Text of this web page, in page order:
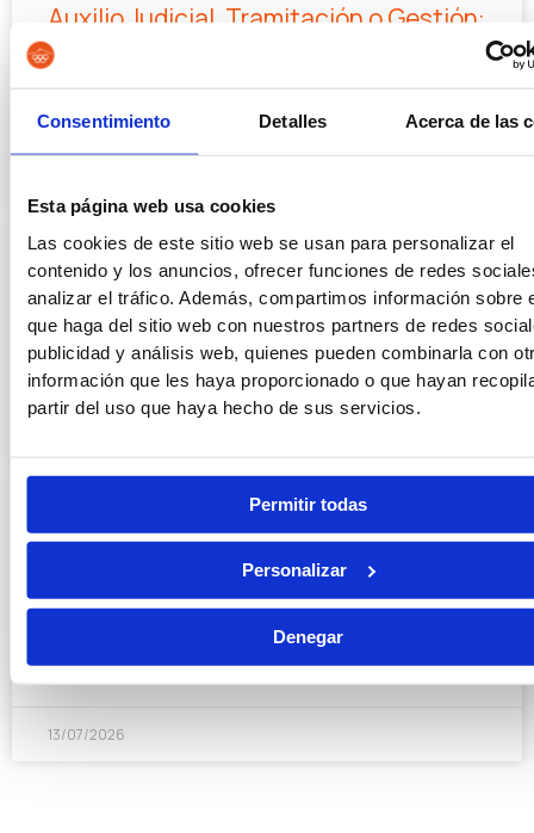
Consentimiento Detalles Acerca de las
Esta página web usa cookies
Las cookies de este sitio web se usan para personalizar el
contenido y los anuncios, ofrecer funciones de redes
analizar el tráfico. Además, compartimos información sobre
que haga del sitio web con nuestros partners de redes
publicidad y análisis web, quienes pueden combinarla con
información que les haya proporcionado o que hayan
partir del uso que haya hecho de sus servicios.
Permitir todas
Personalizar
Denegar
Auxilio Judicial, Tramitación o Gestión:
cuál elegir
LEER MÁS »
Mejores oposiciones con ESO en 2026
LEER MÁS »
Funcionario de prisiones: funciones
reales, horarios y sueldo
LEER MÁS »
13/07/2026